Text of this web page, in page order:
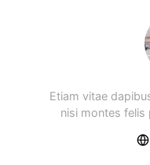
Etiam vitae
nisi montes felis